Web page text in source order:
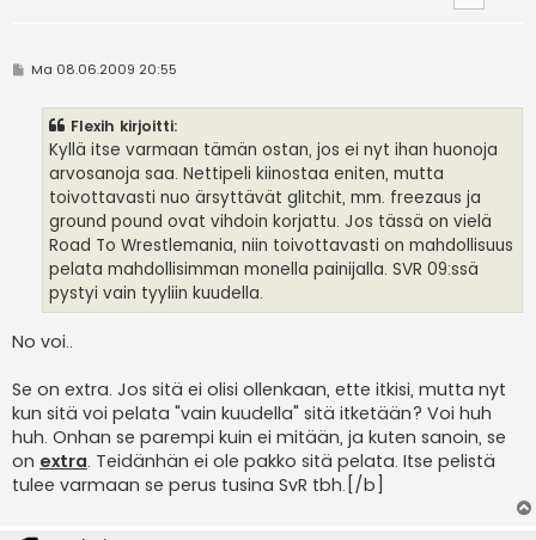
VMa 08.06.2009 20:55
Flexih kirjoitti:
Kyllä itse varmaan tämän ostan, jos ei nyt ihan huonoja
arvosanoja saa. Nettipeli kiinostaa eniten, mutta
toivottavasti nuo ärsyttävät glitchit, mm. freezaus ja
ground pound ovat vihdoin korjattu. Jos tässä on vielä
Road To Wrestlemania, niin toivottavasti on mahdollisuus
pelata mahdollisimman monella painijalla. SVR 09:ssä
pystyi vain tyyliin kuudella.
No voi..
Se on extra. Jos sitä ei olisi ollenkaan, ette itkisi, mutta nyt
kun sitä voi pelata "vain kuudella" sitä itketään? Voi huh
huh. Onhan se parempi kuin ei mitään, ja kuten sanoin, se
on extra. Teidänhän ei ole pakko sitä pelata. Itse pelistä
tulee varmaan se perus tusina SvR tbh.[/b]